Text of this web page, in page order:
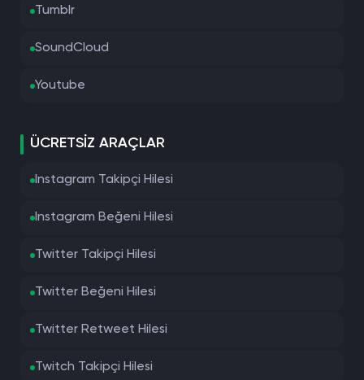
Tumblr
SoundCloud
Youtube
ÜCRETSIZ ARAÇLAR
Instagram Takipçi Hilesi
Instagram Beğeni Hilesi
Twitter Takipçi Hilesi
Twitter Beğeni Hilesi
Twitter Retweet Hilesi
Twitch Takipçi Hilesi